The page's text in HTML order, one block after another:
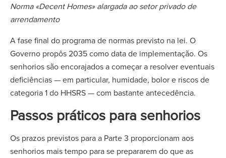
Norma «Decent Homes» alargada ao setor privado de
arrendamento
A fase final do programa de normas previsto na lei. O
Governo propôs 2035 como data de implementação. Os
senhorios são encorajados a começar a resolver eventuais
deficiências — em particular, humidade, bolor e riscos de
categoria 1 do HHSRS — com bastante antecedência.
Passos práticos para senhorios
Os prazos previstos para a Parte 3 proporcionam aos
senhorios mais tempo para se prepararem do que as